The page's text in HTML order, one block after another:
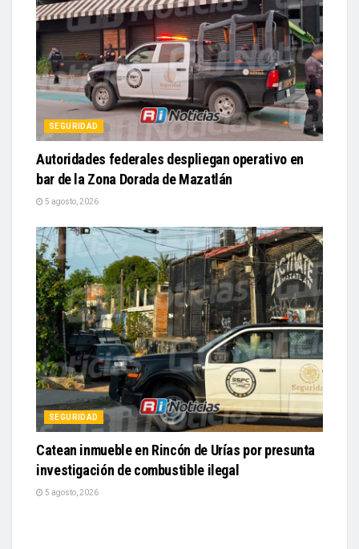
SEGURIDAD
Autoridades federales despliegan operativo en
bar de la Zona Dorada de Mazatlán
5 agosto, 2026
SEGURIDAD
Catean inmueble en Rincón de Urías por presunta
investigación de combustible ilegal
5 agosto, 2026